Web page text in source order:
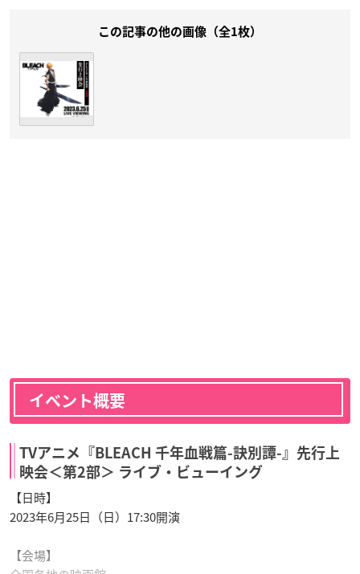
この記事の他の画像（全1枚）
イベント概要
TVアニメ『BLEACH 千年血戦篇-訣別譚-』先行上
映会＜第2部＞ ライブ・ビューイング
【日時】
2023年6月25日（日）17:30開演
【会場】